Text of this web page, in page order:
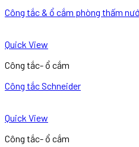
Công tắc & ổ cắm phòng thấm
Quick View
Công tắc- ổ cắm
Công tắc Schneider
Quick View
Công tắc- ổ cắm